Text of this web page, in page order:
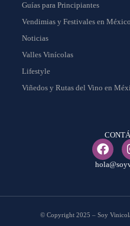
Guías para Principiantes
Vendimias y Festivales en México
Noticias
Valles Vinícolas
Lifestyle
Viñedos y Rutas del Vino en
© Copyright 2025 – Soy